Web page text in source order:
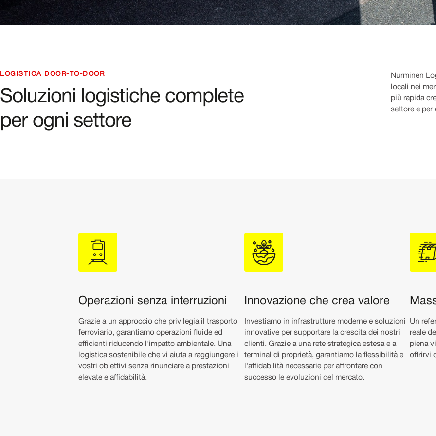
LOGISTICA DOOR-TO-DOOR
Soluzioni logistiche complete
per ogni settore
Nurminen
locali nei
più rapida
settore e per
Operazioni senza interruzioni
Grazie a un approccio che privilegia il trasporto
ferroviario, garantiamo operazioni fluide ed
efficienti riducendo l'impatto ambientale. Una
logistica sostenibile che vi aiuta a raggiungere i
vostri obiettivi senza rinunciare a prestazioni
elevate e affidabilità.
Innovazione che crea valore
Investiamo in infrastrutture moderne e soluzioni
innovative per supportare la crescita dei nostri
clienti. Grazie a una rete strategica estesa e a
terminal di proprietà, garantiamo la flessibilità e
l'affidabilità necessarie per affrontare con
successo le evoluzioni del mercato.
Un
reale
piena
offrirvi